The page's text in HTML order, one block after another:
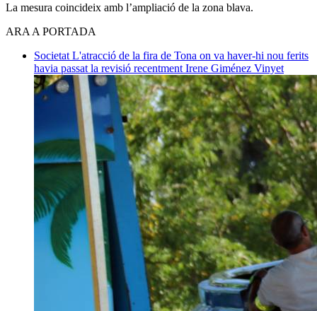
La mesura coincideix amb l’ampliació de la zona blava.
ARA A PORTADA
Societat L'atracció de la fira de Tona on va haver-hi nou ferits
havia passat la revisió recentment Irene Giménez Vinyet